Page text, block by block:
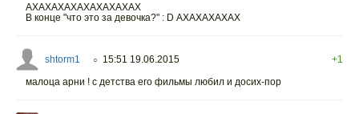
АХАХАХАХАХАХАХАХАХ
В конце "что это за девочка?" : D АХАХАХАХАХ
shtorm1 ○ 15:51 19.06.2015
+1
малоца арни ! с детства его фильмы любил и досих-пор